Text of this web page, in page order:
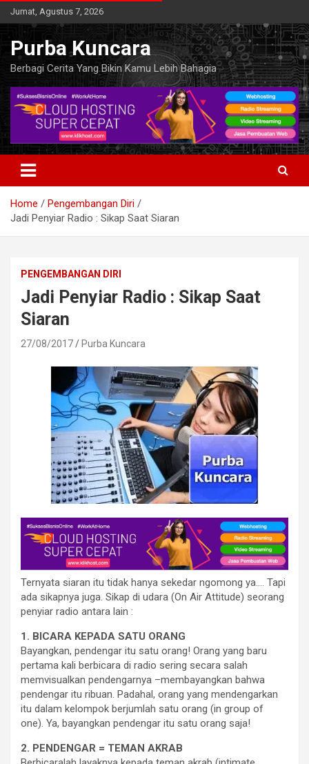
Skip
to
content
Jumat, Agustus 7, 2026
Purba Kuncara
Berbagi Cerita Yang Bikin Kamu Lebih Bahagia
Home
Pengembangan Diri
Jadi Penyiar Radio : Sikap Saat Siaran
PENGEMBANGAN DIRI
Jadi Penyiar Radio : Sikap Saat
Siaran
27/08/2017 Purba Kuncara
Ternyata siaran itu tidak hanya sekedar ngomong ya…. Tapi
ada sikapnya juga. Sikap di udara (On Air Attitude) seorang
penyiar radio antara lain :
1. BICARA KEPADA SATU ORANG
Bayangkan, pendengar itu satu orang! Orang yang baru
pertama kali berbicara di radio sering secara salah
memvisualkan pendengarnya –membayangkan bahwa
pendengar itu ribuan. Padahal, orang yang mendengarkan
itu dalam kelompok berjumlah satu orang (in group of
one). Ya, bayangkan pendengar itu satu orang saja!
2. PENDENGAR = TEMAN AKRAB